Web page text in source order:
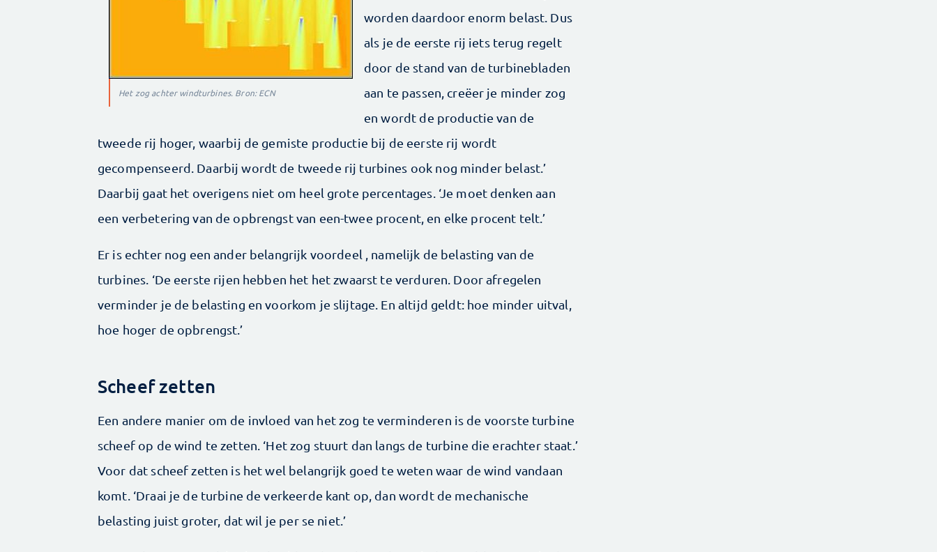
Het zog achter windturbines. Bron: ECN
worden daardoor enorm belast. Dus
als je de eerste rij iets terug regelt
door de stand van de turbinebladen
aan te passen, creëer je minder zog
en wordt de productie van de
tweede rij hoger, waarbij de gemiste productie bij de eerste rij wordt
gecompenseerd. Daarbij wordt de tweede rij turbines ook nog minder belast.’
Daarbij gaat het overigens niet om heel grote percentages. ‘Je moet denken aan
een verbetering van de opbrengst van een-twee procent, en elke procent telt.’
Er is echter nog een ander belangrijk voordeel , namelijk de belasting van de
turbines. ‘De eerste rijen hebben het het zwaarst te verduren. Door afregelen
verminder je de belasting en voorkom je slijtage. En altijd geldt: hoe minder uitval,
hoe hoger de opbrengst.’
Scheef zetten
Een andere manier om de invloed van het zog te verminderen is de voorste turbine
scheef op de wind te zetten. ‘Het zog stuurt dan langs de turbine die erachter staat.’
Voor dat scheef zetten is het wel belangrijk goed te weten waar de wind vandaan
komt. ‘Draai je de turbine de verkeerde kant op, dan wordt de mechanische
belasting juist groter, dat wil je per se niet.’